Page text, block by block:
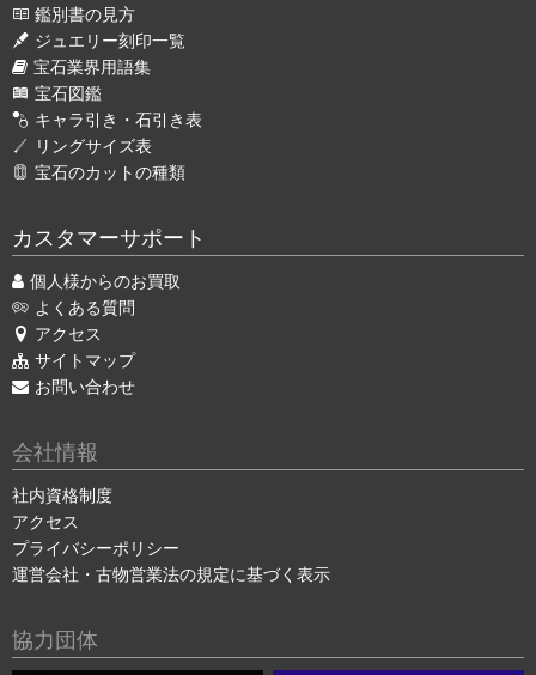
鑑別書の見方
ジュエリー刻印一覧
宝石業界用語集
宝石図鑑
キャラ引き・石引き表
リングサイズ表
宝石のカットの種類
カスタマーサポート
個人様からのお買取
よくある質問
アクセス
サイトマップ
お問い合わせ
会社情報
社内資格制度
アクセス
プライバシーポリシー
運営会社・古物営業法の規定に基づく表示
協力団体